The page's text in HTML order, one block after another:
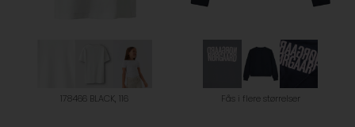
178466 BLACK, 116 Fås i flere størrelser